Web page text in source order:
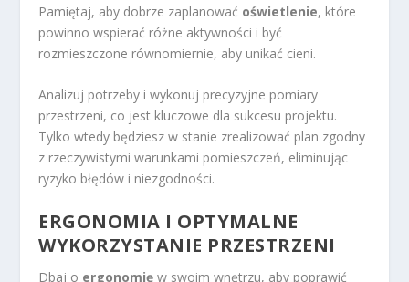
Pamiętaj, aby dobrze zaplanować oświetlenie, które
powinno wspierać różne aktywności i być
rozmieszczone równomiernie, aby unikać cieni.
Analizuj potrzeby i wykonuj precyzyjne pomiary
przestrzeni, co jest kluczowe dla sukcesu projektu.
Tylko wtedy będziesz w stanie zrealizować plan zgodny
z rzeczywistymi warunkami pomieszczeń, eliminując
ryzyko błędów i niezgodności.
ERGONOMIA I OPTYMALNE
WYKORZYSTANIE PRZESTRZENI
Dbaj o ergonomię w swoim wnętrzu, aby poprawić